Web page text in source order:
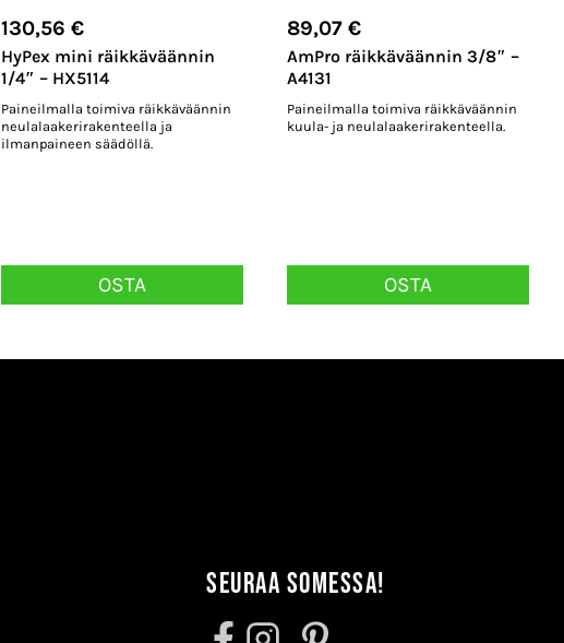
130,56 €
HyPex mini räikkäväännin
1/4″ – HX5114
Paineilmalla toimiva räikkäväännin
neulalaakerirakenteella ja
ilmanpaineen säädöllä.
OSTA
89,07 €
AmPro räikkäväännin 3/8″ –
A4131
Paineilmalla toimiva räikkäväännin
kuula- ja neulalaakerirakenteella.
OSTA
Seuraa somessa!